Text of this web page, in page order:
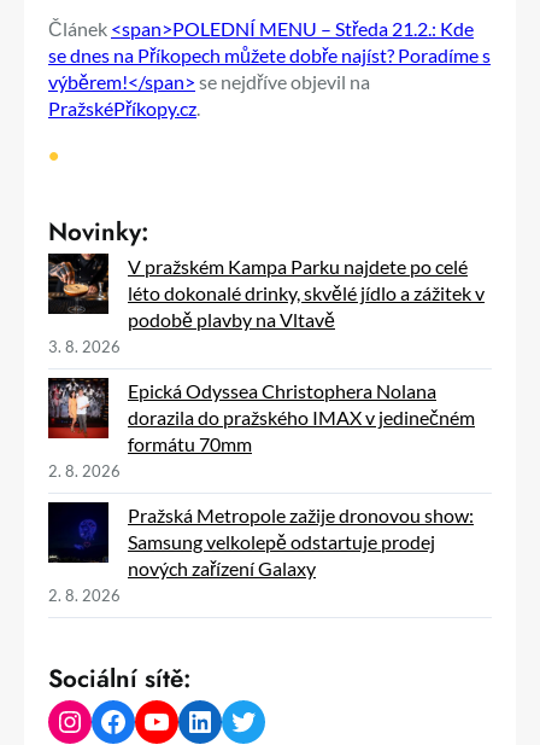
Článek <span>POLEDNÍ MENU – Středa 21.2.: Kde
se dnes na Příkopech můžete dobře najíst? Poradíme s
výběrem!</span> se nejdříve objevil na
PražskéPříkopy.cz
•
Novinky:
V pražském Kampa Parku najdete po celé
léto dokonalé drinky, skvělé jídlo a zážitek v
podobě plavby na Vltavě
3. 8. 2026
Epická Odyssea Christophera Nolana
dorazila do pražského IMAX v jedinečném
formátu 70mm
2. 8. 2026
Pražská Metropole zažije dronovou show:
Samsung velkolepě odstartuje prodej
nových zařízení Galaxy
2. 8. 2026
Sociální sítě:
Instagram Facebook YouTube LinkedIn Twitter